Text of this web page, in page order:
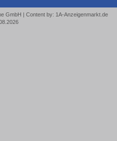
GmbH | Content by: 1A-Anzeigenmarkt.de